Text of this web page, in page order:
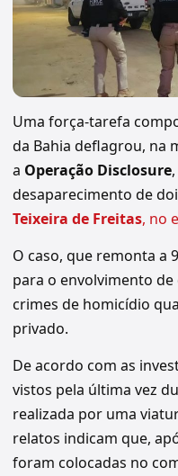
Uma força-tarefa
da Bahia deflagrou, na
a Operação Disclosure
desaparecimento de
Teixeira de Freitas, no
O caso, que remonta a
para o envolvimento
crimes de homicídio
privado.
De acordo com as
vistos pela última vez
realizada por uma
relatos indicam que,
foram colocadas no